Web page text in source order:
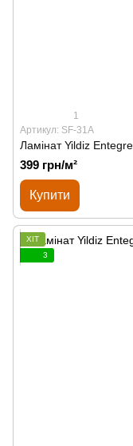
1
Артикул: SF-31A
Ламінат Yildiz
399 грн/м²
Купити
ХІТ
3